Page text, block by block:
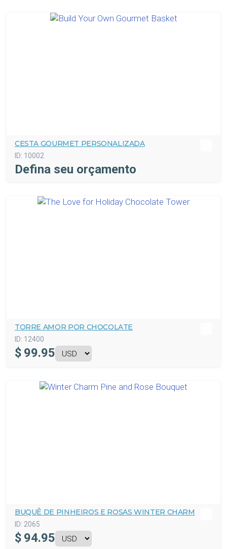
CESTA GOURMET PERSONALIZADA
ID: 10002
Defina seu orçamento
TORRE AMOR POR CHOCOLATE
ID: 12400
$ 99.95
BUQUÊ DE PINHEIROS E ROSAS WINTER CHARM
ID: 2065
$ 94.95